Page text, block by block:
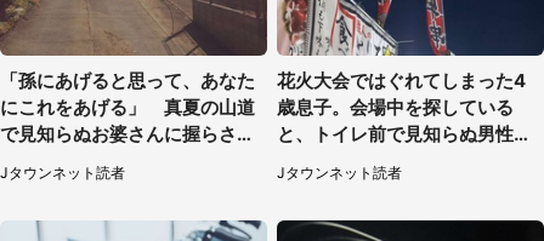
「孫にあげると思って、あなた
にこれをあげる」 真夏の山道
で見知らぬお婆さんに握らされ
たもの（山口県・30代女性）
Jタウンネット読者
花火大会ではぐれてしまった4
歳息子。会場中を探している
と、トイレ前で見知らぬ男性に
（東京都・女性）
Jタウンネット読者